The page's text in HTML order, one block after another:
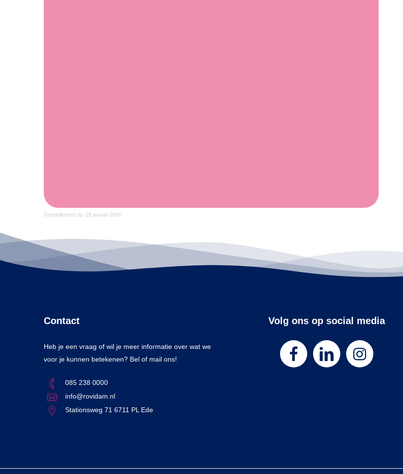
Gepubliceerd op: 29 januari 2026
Contact
Heb je een vraag of wil je meer informatie over wat we
voor je kunnen betekenen? Bel of mail ons!
085 238 0000
info@rovidam.nl
Stationsweg 71 6711 PL Ede
Volg ons op social media